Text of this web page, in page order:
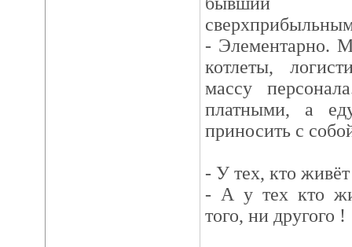
- Элементарно.
котлеты,
массу
платными, а
приносить с
- У тех, кто
- А у тех кто
того, ни другого !